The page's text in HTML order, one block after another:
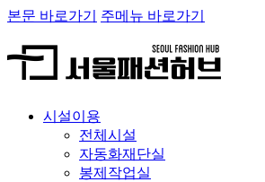
본문 바로가기 주메뉴 바로가기
시설이용
전체시설
자동화재단실
봉제작업실